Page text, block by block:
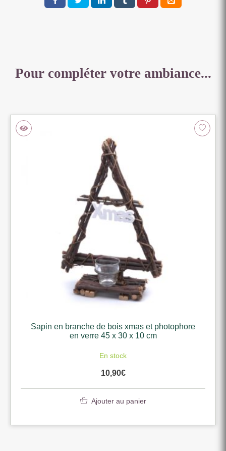
X
Pour compléter votre ambiance...
Sapin en branche de bois xmas et photophore
en verre 45 x 30 x 10 cm
En stock
10,90€
Ajouter au panier